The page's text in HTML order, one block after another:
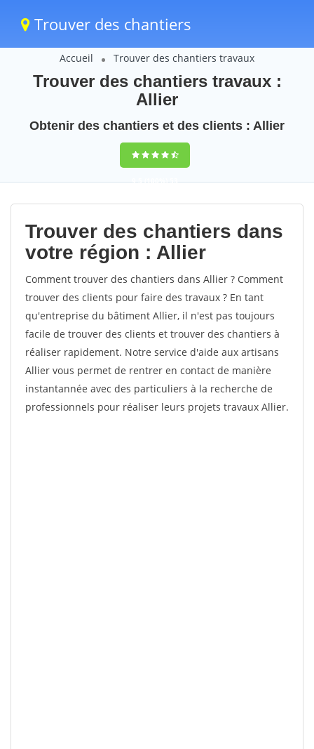
Trouver des chantiers
Accueil Trouver des chantiers travaux
Trouver des chantiers travaux :
Allier
Obtenir des chantiers et des clients : Allier
9,5(100%)53
votes
Trouver des chantiers dans
votre région : Allier
Comment trouver des chantiers dans Allier ? Comment
trouver des clients pour faire des travaux ? En tant
qu'entreprise du bâtiment Allier, il n'est pas toujours
facile de trouver des clients et trouver des chantiers à
réaliser rapidement. Notre service d'aide aux artisans
Allier vous permet de rentrer en contact de manière
instantannée avec des particuliers à la recherche de
professionnels pour réaliser leurs projets travaux Allier.